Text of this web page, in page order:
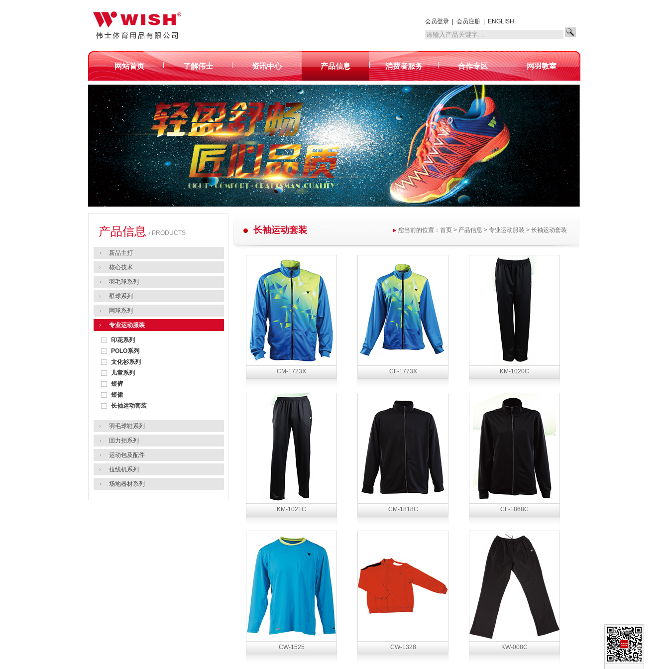
会员登录 会员注册 ENGLISH
网站首页 | 了解伟士 | 资讯中心 | 产品信息 | 消费者服务 | 合作专区 | 网羽教室
产品信息 / PRODUCTS
新品主打
核心技术
羽毛球系列
壁球系列
网球系列
专业运动服装
印花系列
POLO系列
文化衫系列
儿童系列
短裤
短裙
长袖运动套装
羽毛球鞋系列
回力拍系列
运动包及配件
拉线机系列
场地器材系列
您当前的位置： 首页 > 产品信息 > 专业运动服装 > 长袖运动套装
长袖运动套装
CM-1723X CF-1773X KM-1020C
KM-1021C CM-1818C CF-1868C
CW-1525 CW-1328 KW-008C